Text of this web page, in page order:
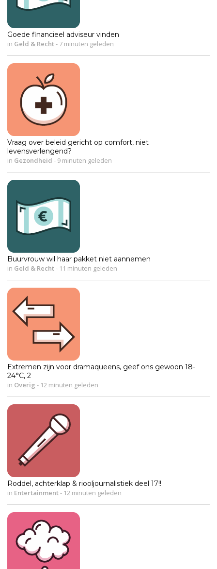
Goede financieel adviseur vinden
in Geld & Recht- 7 minuten geleden
Vraag over beleid gericht op comfort, niet
levensverlengend?
in Gezondheid - 9 minuten geleden
Buurvrouw wil haar pakket niet aannemen
in Geld & Recht- 11 minuten geleden
Extremen zijn voor dramaqueens, geef ons gewoon 18-
24°C, 2
in Overig - 12 minuten geleden
Roddel, achterklap & riooljournalistiek deel 17!!
in Entertainment- 12 minuten geleden